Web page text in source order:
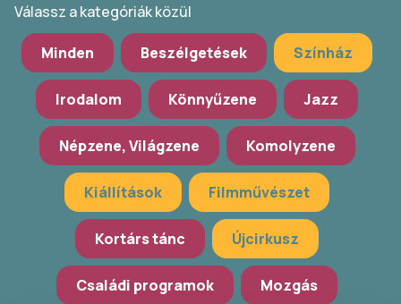
Válassz a kategóriák közül
Minden Beszélgetések Színház
Irodalom Könnyűzene Jazz
Népzene, Világzene Komolyzene
Kiállítások Filmművészet
Kortárs tánc Újcirkusz
Családi programok Mozgás